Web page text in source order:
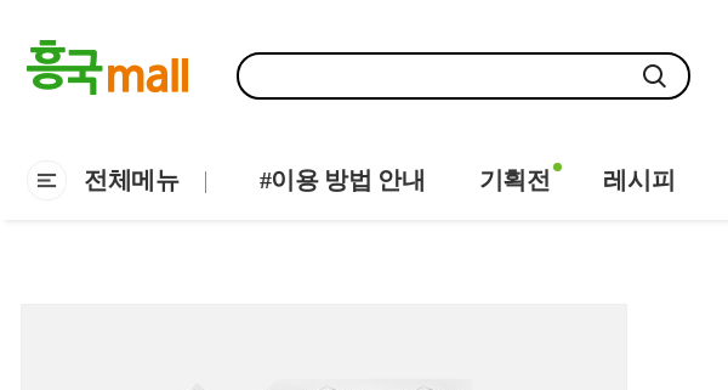
전체메뉴 #이용 방법 안내 기획전 레시피